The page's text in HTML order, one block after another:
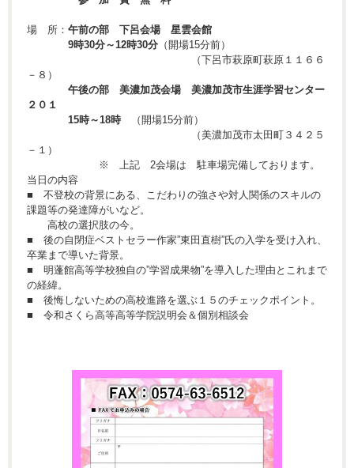
場 所： 午前の部 下呂会場 星雲会館
9時30分～12時30分 （開場15分前）
（下呂市萩原町萩原１１６６
－８）
午後の部 美濃加茂会場 美濃加茂市生涯学習センター
２０１
15時～18時 （開場15分前）
（美濃加茂市太田町３４２５
－１）
※ 上記 2会場は 駐車場完備しております。
当日の内容
■ 不登校の背景にある、こだわりの強さや対人関係のスキルの
課題等の発達障がいなど。
高校の選択肢の今。
■ 後の自閉症ベストセラー作家”東田直樹”氏の入学を受け入れ、
卒業まで導いた背景。
■ 明蓬館高等学校独自の”学習成果物”を導入した理由とこれまで
の経緯。
■ 後悔しないための高校進路を選ぶ１５のチェックポイント。
■ 令和さくら高等高等学院説明会＆個別相談会